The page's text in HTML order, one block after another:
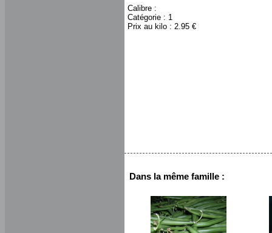
Calibre :
Catégorie : 1
Prix au kilo : 2.95 €
Dans la même famille :